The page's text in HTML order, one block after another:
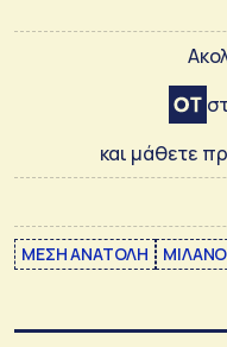
και μάθετε
ΜΕΣΗ ΑΝΑΤΟΛΗ ΜΙΛΑΝΟ